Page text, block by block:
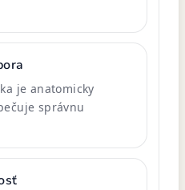
je anatomicky
správnu